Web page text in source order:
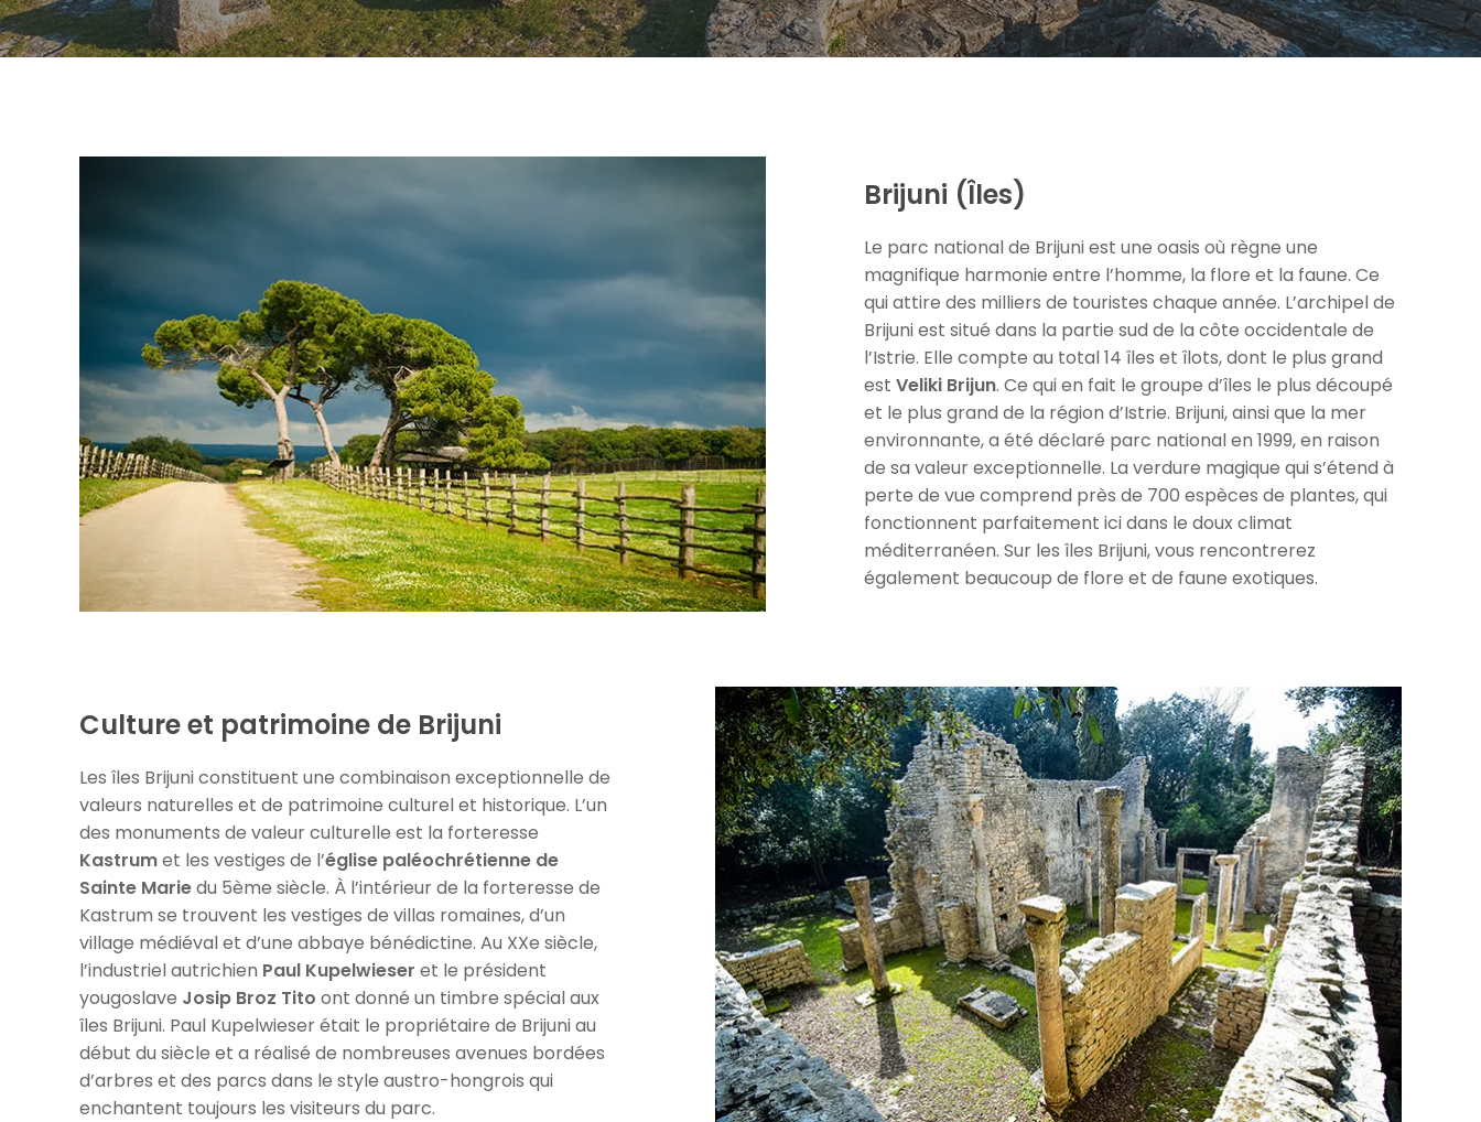
Brijuni (Îles)
Le parc national de Brijuni est une oasis où règne une
magnifique harmonie entre l’homme, la flore et la faune. Ce
qui attire des milliers de touristes chaque année. L’archipel de
Brijuni est situé dans la partie sud de la côte occidentale de
l’Istrie. Elle compte au total 14 îles et îlots, dont le plus grand
est Veliki Brijun. Ce qui en fait le groupe d’îles le plus découpé
et le plus grand de la région d’Istrie. Brijuni, ainsi que la mer
environnante, a été déclaré parc national en 1999, en raison
de sa valeur exceptionnelle. La verdure magique qui s’étend à
perte de vue comprend près de 700 espèces de plantes, qui
fonctionnent parfaitement ici dans le doux climat
méditerranéen. Sur les îles Brijuni, vous rencontrerez
également beaucoup de flore et de faune exotiques.
Culture et patrimoine de Brijuni
Les îles Brijuni constituent une combinaison exceptionnelle de
valeurs naturelles et de patrimoine culturel et historique. L’un
des monuments de valeur culturelle est la forteresse
Kastrumet les vestiges de l’église paléochrétienne de
Sainte Mariedu 5ème siècle. À l’intérieur de la forteresse de
Kastrum se trouvent les vestiges de villas romaines, d’un
village médiéval et d’une abbaye bénédictine. Au XXe siècle,
l’industriel autrichien Paul Kupelwieser et le président
yougoslave Josip Broz Tito ont donné un timbre spécial aux
îles Brijuni. Paul Kupelwieser était le propriétaire de Brijuni au
début du siècle et a réalisé de nombreuses avenues bordées
d’arbres et des parcs dans le style austro-hongrois qui
enchantent toujours les visiteurs du parc.